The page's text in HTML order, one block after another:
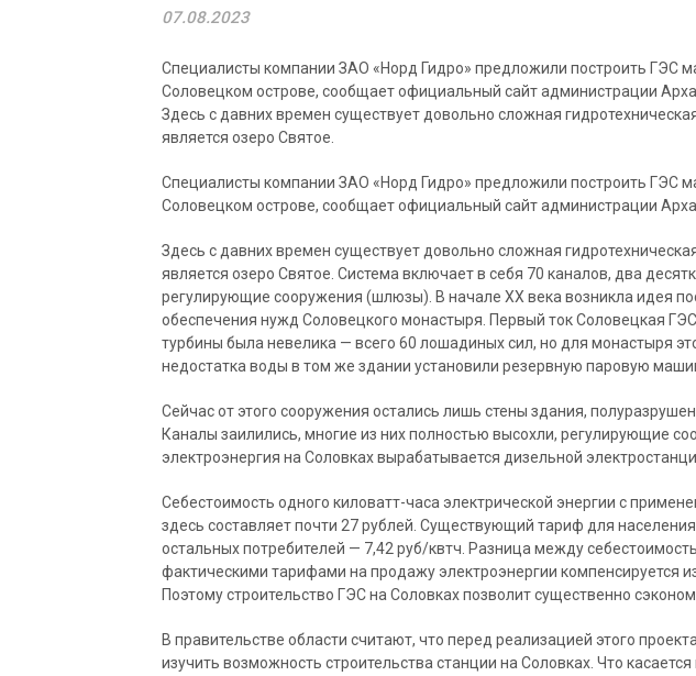
07.08.2023
Специалисты компании ЗАО «Норд Гидро» предложили построить ГЭС
Соловецком острове, сообщает официальный сайт администрации
Здесь с давних времен существует довольно сложная
является озеро Святое.
Специалисты компании ЗАО «Норд Гидро» предложили построить ГЭС
Соловецком острове, сообщает официальный сайт администрации
Здесь с давних времен существует довольно сложная
является озеро Святое. Система включает в себя 70 каналов, два
регулирующие сооружения (шлюзы). В начале ХХ века возникла идея
обеспечения нужд Соловецкого монастыря. Первый ток Соловецкая
турбины была невелика — всего 60 лошадиных сил, но для монастыря
недостатка воды в том же здании установили резервную паровую
Сейчас от этого сооружения остались лишь стены здания,
Каналы заилились, многие из них полностью высохли, регулирующие
электроэнергия на Соловках вырабатывается дизельной
Себестоимость одного киловатт-часа электрической энергии с
здесь составляет почти 27 рублей. Существующий тариф для
остальных потребителей — 7,42 руб/квтч. Разница между
фактическими тарифами на продажу электроэнергии компенсируется
Поэтому строительство ГЭС на Соловках позволит существенно
В правительстве области считают, что перед реализацией этого
изучить возможность строительства станции на Соловках. Что